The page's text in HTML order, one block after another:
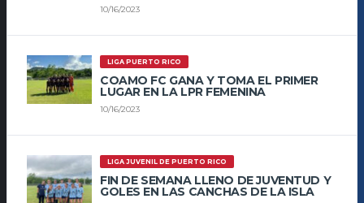
10/16/2023
LIGA PUERTO RICO
COAMO FC GANA Y TOMA EL PRIMER
LUGAR EN LA LPR FEMENINA
10/16/2023
LIGA JUVENIL DE PUERTO RICO
FIN DE SEMANA LLENO DE JUVENTUD Y
GOLES EN LAS CANCHAS DE LA ISLA